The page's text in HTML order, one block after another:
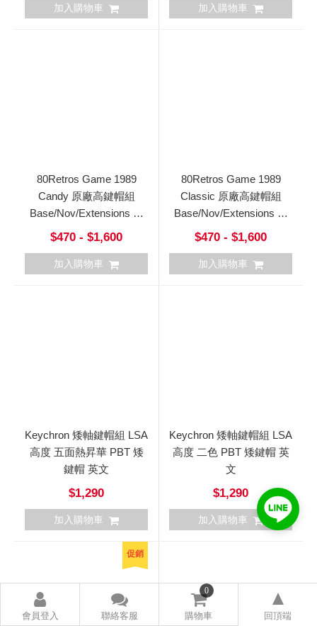
加入購物車 加入購物車
80Retros Game 1989
Candy 原廠高鍵帽組
Base/Nov/Extensions 英
文日文
$470 - $1,600
加入購物車
80Retros Game 1989
Classic 原廠高鍵帽組
Base/Nov/Extensions 英
文日文 Game1989
$470 - $1,600
加入購物車
Keychron 矮軸鍵帽組 LSA
高度 五面熱昇華 PBT 矮
鍵帽 英文
$1,290
加入購物車
Keychron 矮軸鍵帽組 LSA
高度 二色 PBT 矮鍵帽 英
文
$1,290
加入購物車
促銷
0